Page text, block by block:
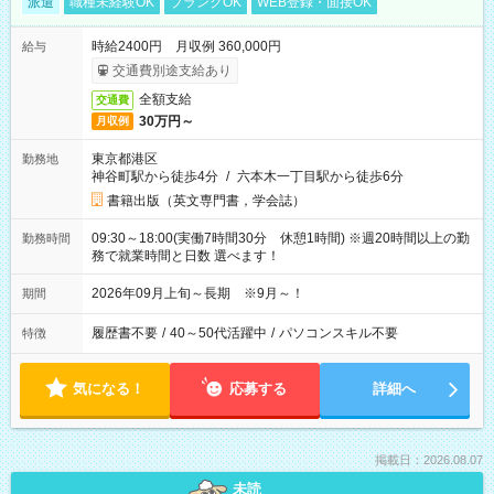
給与
時給2400円 月収例 360,000円
交通費別途支給あり
交通費 全額支給
月収例 30万円～
勤務地
東京都港区
神谷町駅から徒歩4分 / 六本木一丁目駅から徒歩6分
書籍出版（英文専門書，学会誌）
勤務時間
09:30～18:00(実働7時間30分 休憩1時間) ※週20時間以上の勤
務で就業時間と日数 選べます！
期間 2026年09月上旬～長期 ※9月～！
特徴 履歴書不要 / 40～50代活躍中 / パソコンスキル不要
気になる！ 応募する 詳細へ
掲載日：2026.08.07
未読